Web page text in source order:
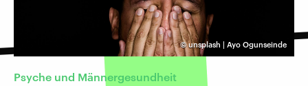
©unsplash | Ayo Ogunseinde
Psyche und Männergesundheit